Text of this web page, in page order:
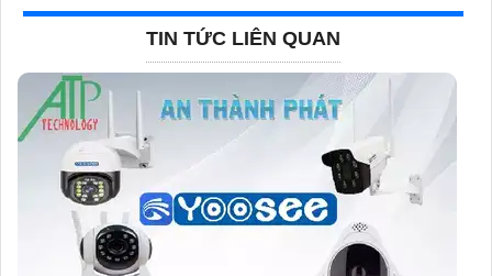
TIN TỨC LIÊN QUAN